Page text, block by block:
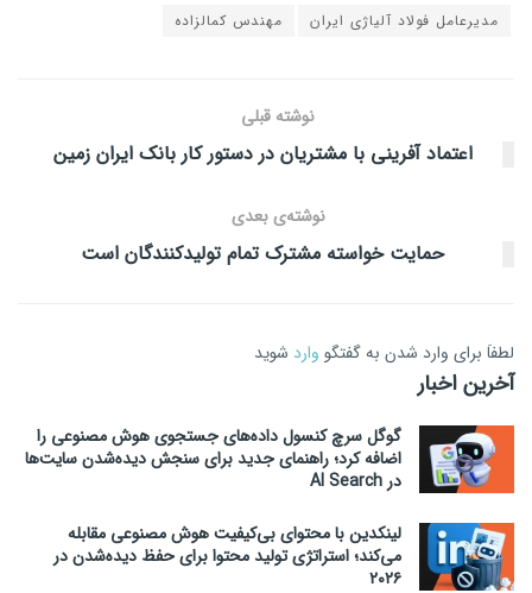
مدیرعامل فولاد آلیاژی ایران
مهندس کمالزاده
نوشته قبلی
اعتماد آفرینی با مشتریان در دستور کار بانک ایران زمین
نوشته‌ی بعدی
حمایت خواسته مشترک تمام تولیدکنندگان است
لطفاَ برای وارد شدن به گفتگو وارد شوید
آخرین اخبار
گوگل سرچ کنسول داده‌های جستجوی هوش مصنوعی را
اضافه کرد؛ راهنمای جدید برای سنجش دیده‌شدن سایت‌ها
در AI Search
لینکدین با محتوای بی‌کیفیت هوش مصنوعی مقابله
می‌کند؛ استراتژی تولید محتوا برای حفظ دیده‌شدن در
۲۰۲۶